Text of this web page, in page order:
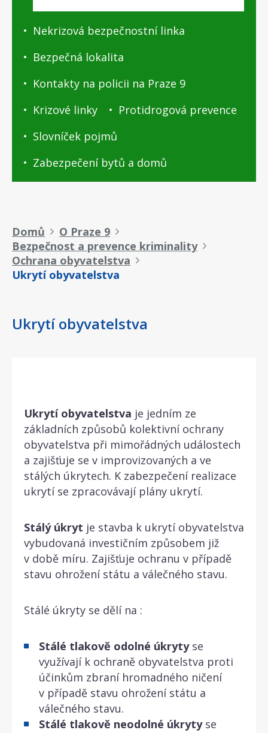
Nekrizová bezpečnostní linka
Bezpečná lokalita
Kontakty na policii na Praze 9
Krizové linky
Protidrogová prevence
Slovníček pojmů
Zabezpečení bytů a domů
Drobečková
navigace
Domů
O Praze 9
Bezpečnost a prevence kriminality
Ochrana obyvatelstva
Ukrytí obyvatelstva
Ukrytí obyvatelstva
Ukrytí obyvatelstva je jedním ze
základních způsobů kolektivní ochrany
obyvatelstva při mimořádných událostech
a zajišťuje se v improvizovaných a ve
stálých úkrytech. K zabezpečení realizace
ukrytí se zpracovávají plány ukrytí.
Stálý úkryt je stavba k ukrytí obyvatelstva
vybudovaná investičním způsobem již
v době míru. Zajišťuje ochranu v případě
stavu ohrožení státu a válečného stavu.
Stálé úkryty se dělí na :
Stálé tlakově odolné úkrytyse
využívají k ochraně obyvatelstva proti
účinkům zbraní hromadného ničení
v případě stavu ohrožení státu a
válečného stavu.
Stálé tlakově neodolné úkrytyse